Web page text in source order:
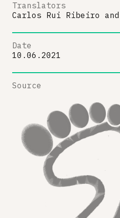
Translators
Carlos Rui Ribeiro and
Date
10.06.2021
Source